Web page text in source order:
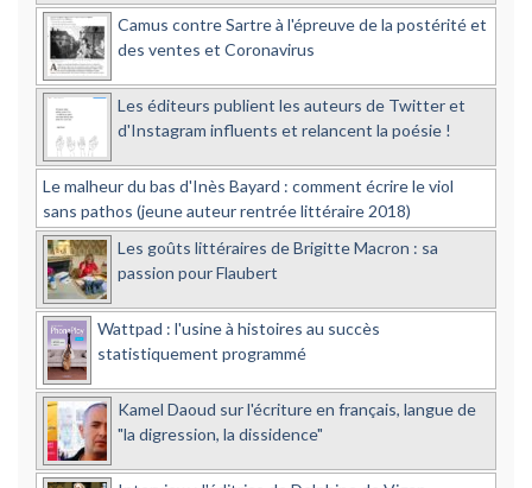
Camus contre Sartre à l'épreuve de la postérité et
des ventes et Coronavirus
Les éditeurs publient les auteurs de Twitter et
d'Instagram influents et relancent la poésie !
Le malheur du bas d'Inès Bayard : comment écrire le viol
sans pathos (jeune auteur rentrée littéraire 2018)
Les goûts littéraires de Brigitte Macron : sa
passion pour Flaubert
Wattpad : l'usine à histoires au succès
statistiquement programmé
Kamel Daoud sur l'écriture en français, langue de
"la digression, la dissidence"